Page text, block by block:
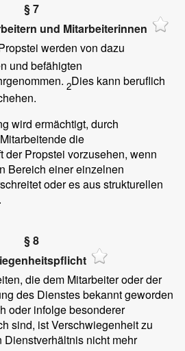
§ 7
und Mitarbeiterinnen
werden von dazu
und befähigten
2Dies kann beruflich
wird ermächtigt, durch
die
der Propstei vorzusehen, wenn
Bereich einer einzelnen
oder es aus strukturellen
§ 8
die dem Mitarbeiter oder der
des Dienstes bekannt geworden
oder infolge besonderer
sind, ist Verschwiegenheit zu
nicht mehr